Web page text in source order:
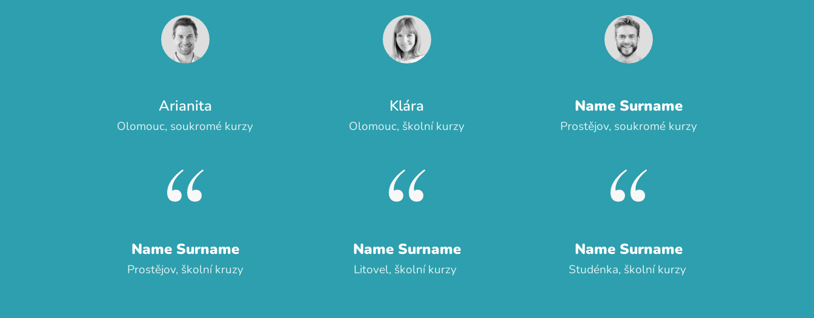
Arianita
Olomouc, soukromé kurzy
Klára
Olomouc, školní kurzy
Name Surname
Prostějov, soukromé kurzy
Name Surname
Prostějov, školní kruzy
Name Surname
Litovel, školní kurzy
Name Surname
Studénka, školní kurzy